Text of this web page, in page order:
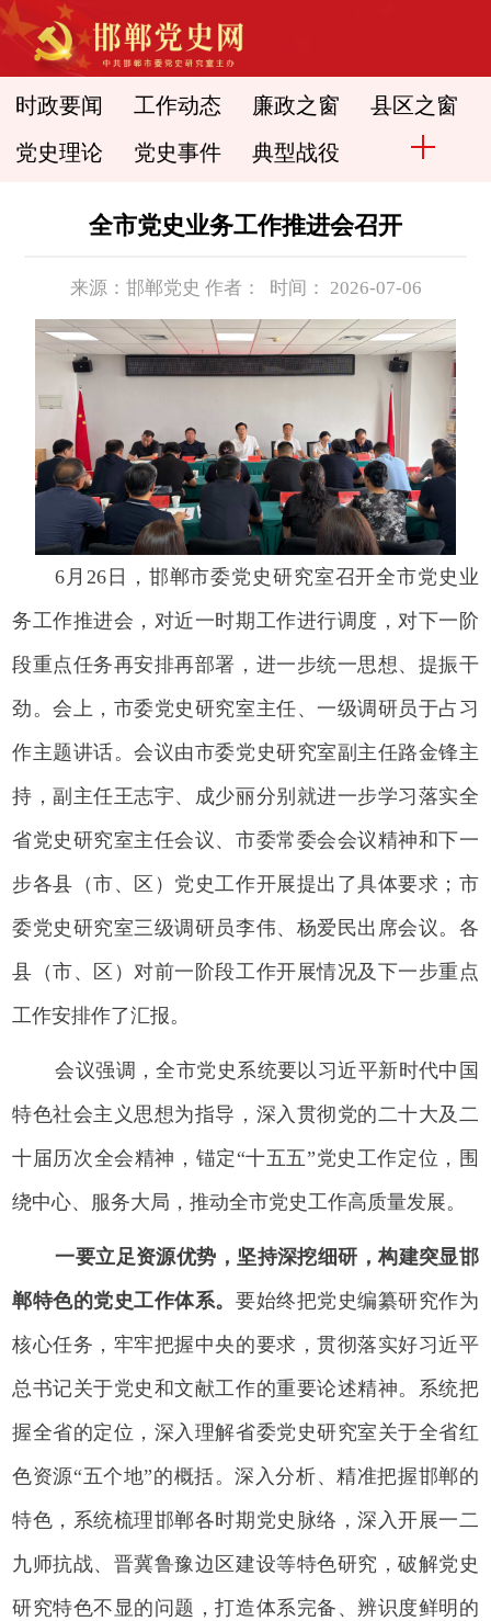
时政要闻 工作动态 廉政之窗 县区之窗
党史理论 党史事件 典型战役
全市党史业务工作推进会召开
来源：邯郸党史 作者： 时间： 2026-07-06
6月26日，邯郸市委党史研究室召开全市党史业
务工作推进会，对近一时期工作进行调度，对下一阶
段重点任务再安排再部署，进一步统一思想、提振干
劲。会上，市委党史研究室主任、一级调研员于占习
作主题讲话。会议由市委党史研究室副主任路金锋主
持，副主任王志宇、成少丽分别就进一步学习落实全
省党史研究室主任会议、市委常委会会议精神和下一
步各县（市、区）党史工作开展提出了具体要求；市
委党史研究室三级调研员李伟、杨爱民出席会议。各
县（市、区）对前一阶段工作开展情况及下一步重点
工作安排作了汇报。
会议强调，全市党史系统要以习近平新时代中国
特色社会主义思想为指导，深入贯彻党的二十大及二
十届历次全会精神，锚定“十五五”党史工作定位，围
绕中心、服务大局，推动全市党史工作高质量发展。
一要立足资源优势，坚持深挖细研，构建突显邯
郸特色的党史工作体系。 要始终把党史编纂研究作为
核心任务，牢牢把握中央的要求，贯彻落实好习近平
总书记关于党史和文献工作的重要论述精神。系统把
握全省的定位，深入理解省委党史研究室关于全省红
色资源“五个地”的概括。深入分析、精准把握邯郸的
特色，系统梳理邯郸各时期党史脉络，深入开展一二
九师抗战、晋冀鲁豫边区建设等特色研究，破解党史
研究特色不显的问题，打造体系完备、辨识度鲜明的